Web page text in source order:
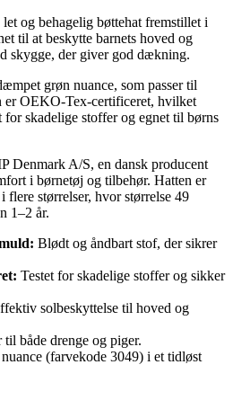
og behagelig bøttehat fremstillet i
til at beskytte barnets hoved og
skygge, der giver god dækning.
grøn nuance, som passer til
er OEKO-Tex-certificeret, hvilket
for skadelige stoffer og egnet til børns
Denmark A/S, en dansk producent
i børnetøj og tilbehør. Hatten er
størrelser, hvor størrelse 49
1–2 år.
Blødt og åndbart stof, der sikrer
Testet for skadelige stoffer og sikker
solbeskyttelse til hoved og
til både drenge og piger.
(farvekode 3049) i et tidløst